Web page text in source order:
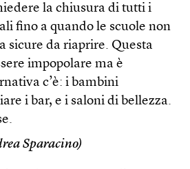
la chiusura di tutti i
fino a quando le scuole non
sicure da riaprire. Questa
impopolare ma è
c’è: i bambini
i bar, e i saloni di bellezza.
Sparacino)